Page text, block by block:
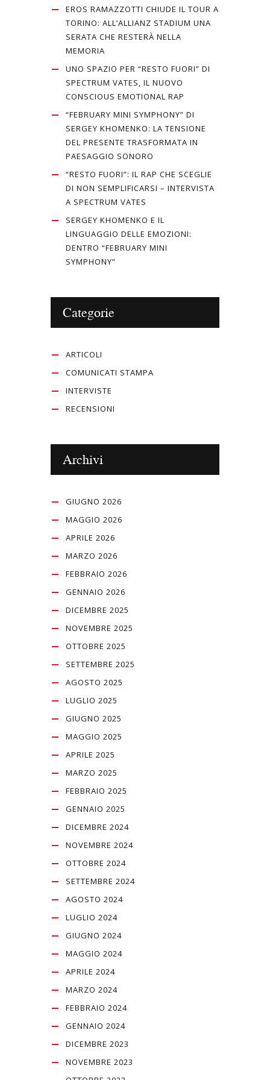
EROS RAMAZZOTTI CHIUDE IL TOUR A
TORINO: ALL’ALLIANZ STADIUM UNA
SERATA CHE RESTERÀ NELLA
MEMORIA
UNO SPAZIO PER “RESTO FUORI” DI
SPECTRUM VATES, IL NUOVO
CONSCIOUS EMOTIONAL RAP
“FEBRUARY MINI SYMPHONY” DI
SERGEY KHOMENKO: LA TENSIONE
DEL PRESENTE TRASFORMATA IN
PAESAGGIO SONORO
“RESTO FUORI”: IL RAP CHE SCEGLIE
DI NON SEMPLIFICARSI – INTERVISTA
A SPECTRUM VATES
SERGEY KHOMENKO E IL
LINGUAGGIO DELLE EMOZIONI:
DENTRO “FEBRUARY MINI
SYMPHONY”
Categorie
ARTICOLI
COMUNICATI STAMPA
INTERVISTE
RECENSIONI
Archivi
GIUGNO 2026
MAGGIO 2026
APRILE 2026
MARZO 2026
FEBBRAIO 2026
GENNAIO 2026
DICEMBRE 2025
NOVEMBRE 2025
OTTOBRE 2025
SETTEMBRE 2025
AGOSTO 2025
LUGLIO 2025
GIUGNO 2025
MAGGIO 2025
APRILE 2025
MARZO 2025
FEBBRAIO 2025
GENNAIO 2025
DICEMBRE 2024
NOVEMBRE 2024
OTTOBRE 2024
SETTEMBRE 2024
AGOSTO 2024
LUGLIO 2024
GIUGNO 2024
MAGGIO 2024
APRILE 2024
MARZO 2024
FEBBRAIO 2024
GENNAIO 2024
DICEMBRE 2023
NOVEMBRE 2023